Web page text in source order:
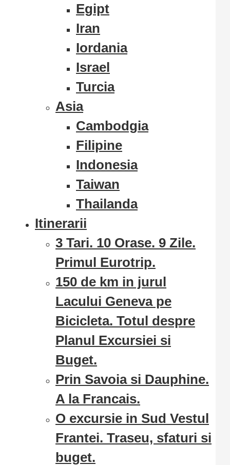
Egipt
Iran
Iordania
Israel
Turcia
Asia
Cambodgia
Filipine
Indonesia
Taiwan
Thailanda
Itinerarii
3 Tari. 10 Orase. 9 Zile.
Primul Eurotrip.
150 de km in jurul
Lacului Geneva pe
Bicicleta. Totul despre
Planul Excursiei si
Buget.
Prin Savoia si Dauphine.
A la Francais.
O excursie in Sud Vestul
Frantei. Traseu, sfaturi si
buget.